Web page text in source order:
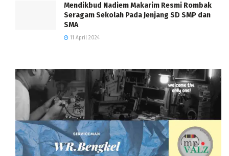
Mendikbud Nadiem Makarim Resmi Rombak
Seragam Sekolah Pada Jenjang SD SMP dan
SMA
11 April 2024